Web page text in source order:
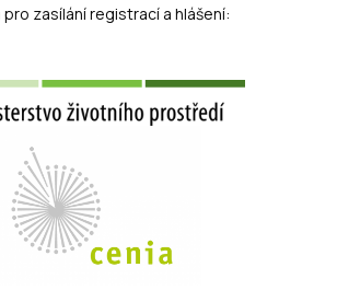
zasílání registrací a hlášení: